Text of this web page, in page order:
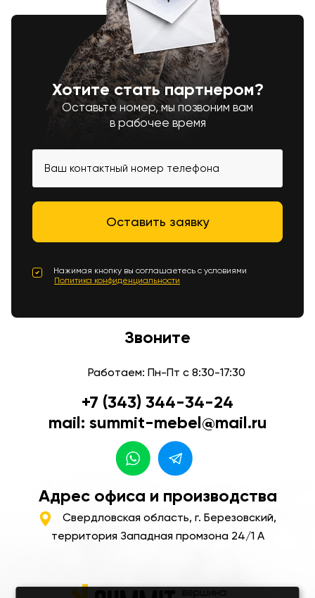
Хотите стать партнером?
Оставьте номер, мы позвоним вам
в рабочее время
Нажимая кнопку вы соглашаетесь с условиями
Политика конфиденциальности
Звоните
Работаем: Пн-Пт с 8:30-17:30
+7 (343) 344-34-24
mail: summit-mebel@mail.ru
Адрес офиса и производства
Свердловская область, г. Березовский,
территория Западная промзона 24/1 А